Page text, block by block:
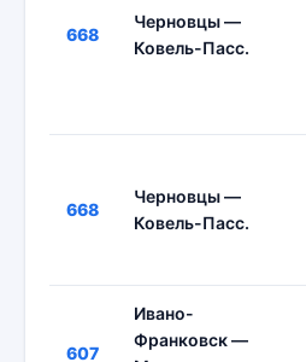
668
Черновцы —
Ковель-Пасс.
668
Черновцы —
Ковель-Пасс.
607
Ивано-
Франковск —